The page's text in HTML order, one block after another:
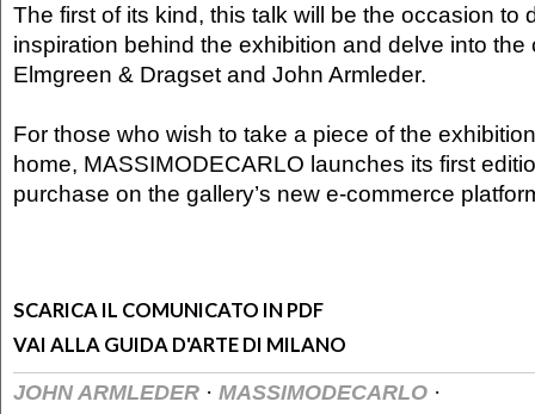
The first of its kind, this talk will be the occasion to
inspiration behind the exhibition and delve into
Elmgreen & Dragset and John Armleder.
For those who wish to take a piece of the exhibition
home, MASSIMODECARLO launches its first
purchase on the gallery’s new e-commerce
SCARICA IL COMUNICATO IN PDF
VAI ALLA GUIDA D'ARTE DI MILANO
JOHN ARMLEDER · MASSIMODECARLO ·